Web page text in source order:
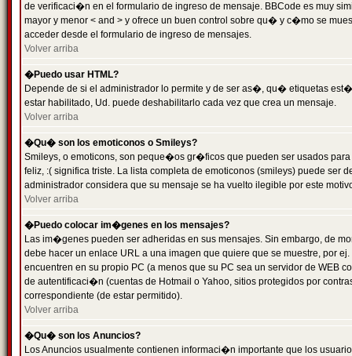
de verificaci�n en el formulario de ingreso de mensaje. BBCode es muy
mayor y menor < and > y ofrece un buen control sobre qu� y c�mo se
acceder desde el formulario de ingreso de mensajes.
Volver arriba
�Puedo usar HTML?
Depende de si el administrador lo permite y de ser as�, qu� etiquetas
estar habilitado, Ud. puede deshabilitarlo cada vez que crea un mensaje.
Volver arriba
�Qu� son los emoticonos o Smileys?
Smileys, o emoticons, son peque�os gr�ficos que pueden ser usados
feliz, :( significa triste. La lista completa de emoticonos (smileys) puede
administrador considera que su mensaje se ha vuelto ilegible por este
Volver arriba
�Puedo colocar im�genes en los mensajes?
Las im�genes pueden ser adheridas en sus mensajes. Sin embargo, de
debe hacer un enlace URL a una imagen que quiere que se muestre, por
encuentren en su propio PC (a menos que su PC sea un servidor de
de autentificaci�n (cuentas de Hotmail o Yahoo, sitios protegidos por
correspondiente (de estar permitido).
Volver arriba
�Qu� son los Anuncios?
Los Anuncios usualmente contienen informaci�n importante que los